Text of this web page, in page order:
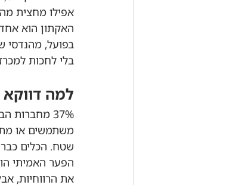
אפילו מחצית
האקתון הוא
בפועל, מהנדסי
בלי לחכות
למה דווקא
שטח. הכלים כבר
את הרווחיות,